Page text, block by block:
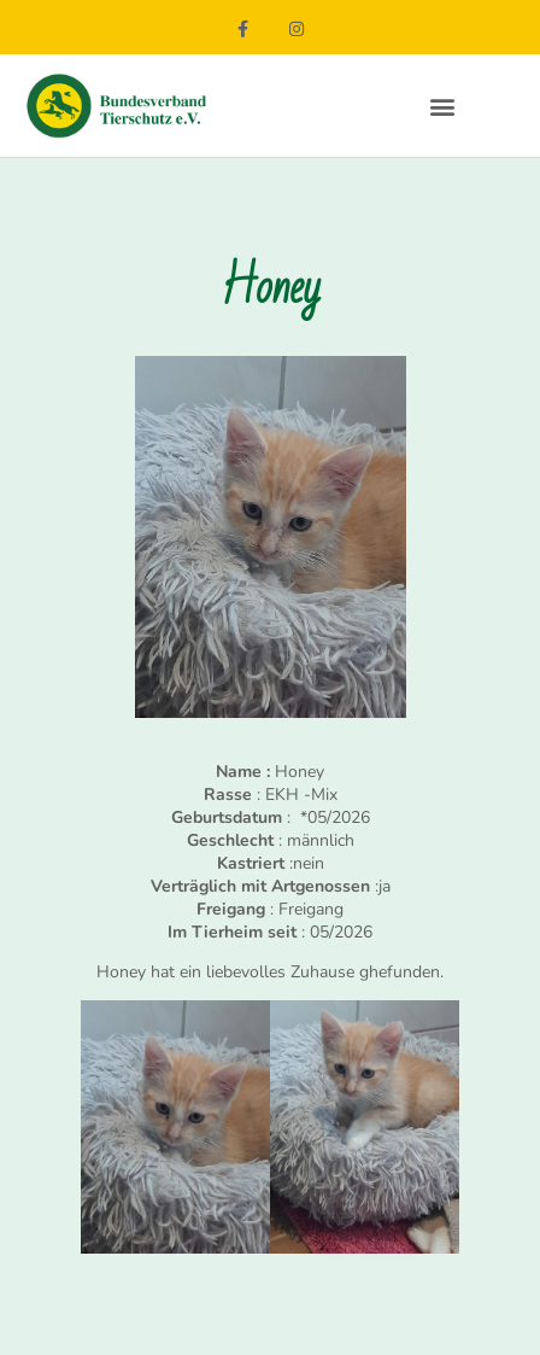
Honey
Name : Honey
Rasse : EKH -Mix
Geburtsdatum: *05/2026
Geschlecht: männlich
Kastriert:nein
Verträglich mit Artgenossen:ja
Freigang : Freigang
Im Tierheim seit: 05/2026
Honey hat ein liebevolles Zuhause ghefunden.